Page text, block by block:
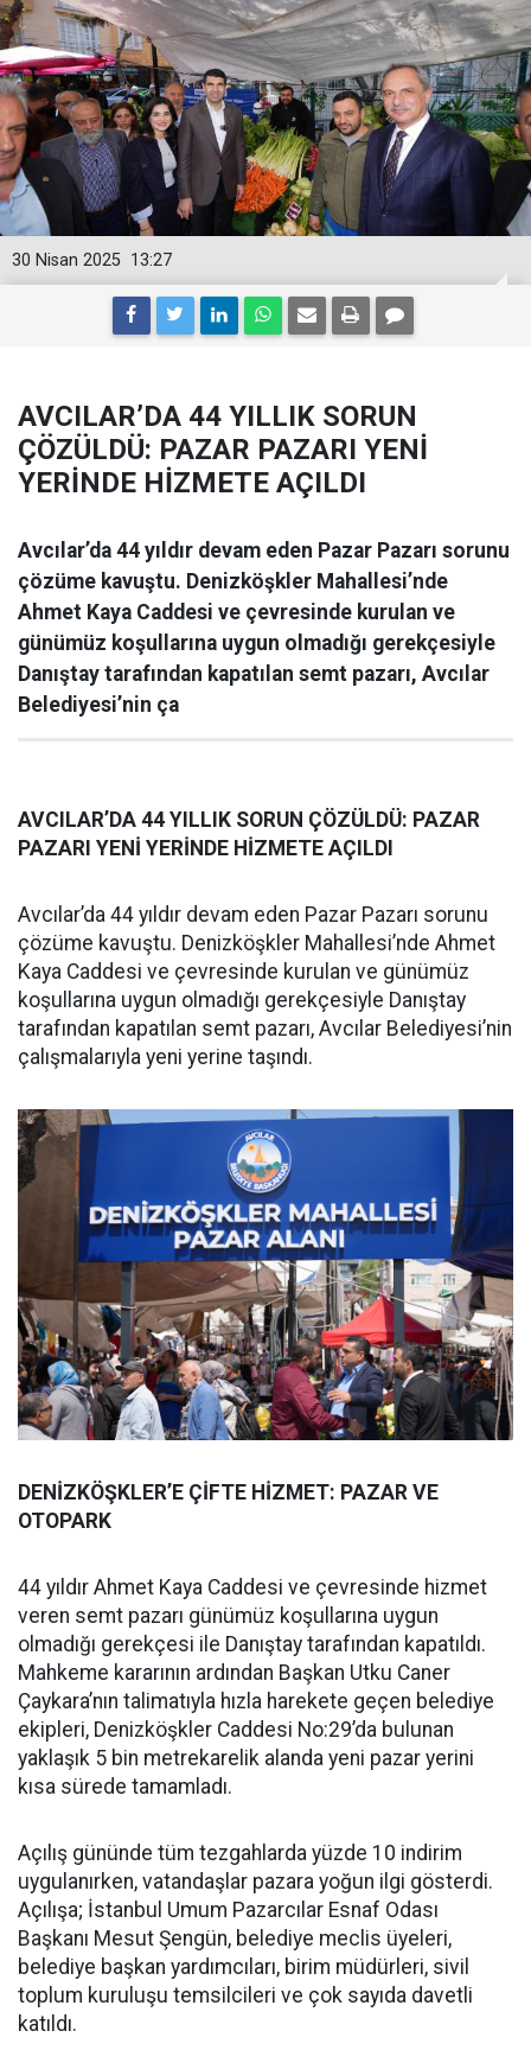
13:27
30 Nisan 2025
AVCILAR’DA 44 YILLIK SORUN
ÇÖZÜLDÜ: PAZAR PAZARI YENİ
YERİNDE HİZMETE AÇILDI
Avcılar’da 44 yıldır devam eden Pazar Pazarı sorunu
çözüme kavuştu. Denizköşkler Mahallesi’nde
Ahmet Kaya Caddesi ve çevresinde kurulan ve
günümüz koşullarına uygun olmadığı gerekçesiyle
Danıştay tarafından kapatılan semt pazarı, Avcılar
Belediyesi’nin ça
AVCILAR’DA 44 YILLIK SORUN ÇÖZÜLDÜ: PAZAR
PAZARI YENİ YERİNDE HİZMETE AÇILDI
Avcılar’da 44 yıldır devam eden Pazar Pazarı sorunu
çözüme kavuştu. Denizköşkler Mahallesi’nde Ahmet
Kaya Caddesi ve çevresinde kurulan ve günümüz
koşullarına uygun olmadığı gerekçesiyle Danıştay
tarafından kapatılan semt pazarı, Avcılar Belediyesi’nin
çalışmalarıyla yeni yerine taşındı.
DENİZKÖŞKLER’E ÇİFTE HİZMET: PAZAR VE
OTOPARK
44 yıldır Ahmet Kaya Caddesi ve çevresinde hizmet
veren semt pazarı günümüz koşullarına uygun
olmadığı gerekçesi ile Danıştay tarafından kapatıldı.
Mahkeme kararının ardından Başkan Utku Caner
Çaykara’nın talimatıyla hızla harekete geçen belediye
ekipleri, Denizköşkler Caddesi No:29’da bulunan
yaklaşık 5 bin metrekarelik alanda yeni pazar yerini
kısa sürede tamamladı.
Açılış gününde tüm tezgahlarda yüzde 10 indirim
uygulanırken, vatandaşlar pazara yoğun ilgi gösterdi.
Açılışa; İstanbul Umum Pazarcılar Esnaf Odası
Başkanı Mesut Şengün, belediye meclis üyeleri,
belediye başkan yardımcıları, birim müdürleri, sivil
toplum kuruluşu temsilcileri ve çok sayıda davetli
katıldı.